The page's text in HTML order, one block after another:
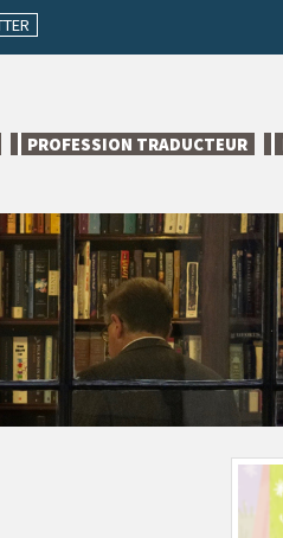
PROFESSION TRADUCTEUR